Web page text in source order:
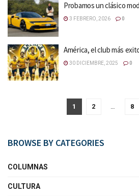
Probamos un clásico
3 FEBRERO, 2026 0
América, el club más
30 DICIEMBRE, 2025 0
1 2 … 8
BROWSE BY CATEGORIES
COLUMNAS
CULTURA